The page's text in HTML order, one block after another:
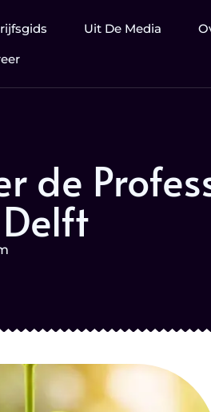
Uit De Media
de